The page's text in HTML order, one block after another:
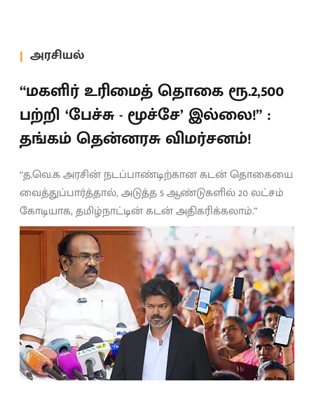
அரசியல்
“மகளிர் உரிமைத் தொகை ரூ.2,500
பற்றி ‘பேச்சு - மூச்சே’ இல்லை!” :
தங்கம் தென்னரசு விமர்சனம்!
“த.வெ.க அரசின் நடப்பாண்டிற்கான கடன் தொகையை
வைத்துப்பார்த்தால், அடுத்த 5 ஆண்டுகளில் 20 லட்சம்
கோடியாக, தமிழ்நாட்டின் கடன் அதிகரிக்கலாம்.”